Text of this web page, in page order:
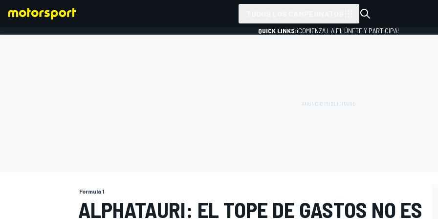
QUICK LINKS:¡COMIENZA LA F1, ÚNETE Y PARTICIPA!
Fórmula 1
ALPHATAURI: EL TOPE DE GASTOS NO ES